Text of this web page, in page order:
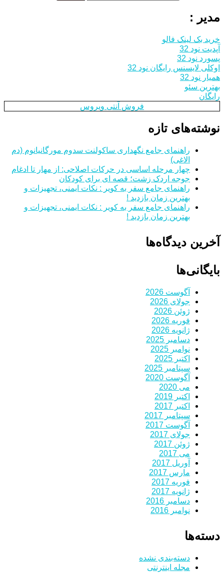
مدیر :
خرید بک لینک فالو
آپدیت نود 32
پسورد نود 32
اوکلی لایسنس رایگان نود 32
همیار نود 32
بهترین سئو
رایگان
فروش آنتی ویروس
نوشته‌های تازه
راهنمای جامع نگهداری ساکولنت سدوم مورگانیانوم (دم
الاغی)
چهار مرحله اساسی در حرکات اصلاحی: از مهار تا ادغام
جوجه اردک زشت؛ قصه ای برای کودکان
راهنمای جامع سفر به کویر : نکات ایمنی، تجهیزات و
بهترین زمان بازدید !
راهنمای جامع سفر به کویر : نکات ایمنی، تجهیزات و
بهترین زمان بازدید !
آخرین دیدگاه‌ها
بایگانی‌ها
آگوست 2026
جولای 2026
ژوئن 2026
فوریه 2026
ژانویه 2026
دسامبر 2025
نوامبر 2025
اکتبر 2025
سپتامبر 2025
آگوست 2020
می 2020
اکتبر 2019
اکتبر 2017
سپتامبر 2017
آگوست 2017
جولای 2017
ژوئن 2017
می 2017
آوریل 2017
مارس 2017
فوریه 2017
ژانویه 2017
دسامبر 2016
نوامبر 2016
دسته‌ها
دسته‌بندی نشده
مجله اینترنتی